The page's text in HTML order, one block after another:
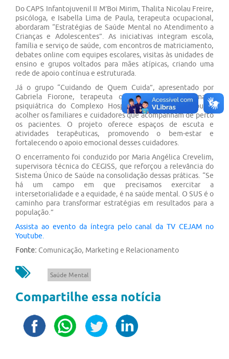
Do CAPS Infantojuvenil II M’Boi Mirim, Thalita Nicolau Freire,
psicóloga, e Isabella Lima de Paula, terapeuta ocupacional,
abordaram “Estratégias de Saúde Mental no Atendimento a
Crianças e Adolescentes”. As iniciativas integram escola,
família e serviço de saúde, com encontros de matriciamento,
debates online com equipes escolares, visitas às unidades de
ensino e grupos voltados para mães atípicas, criando uma
rede de apoio contínua e estruturada.
Já o grupo “Cuidando de Quem Cuida”, apresentado por
Gabriela Fiorone, terapeuta ocupacional, da enfermaria
psiquiátrica do Complexo Hospitalar Padre Bento, busca
acolher os familiares e cuidadores que acompanham de perto
os pacientes. O projeto oferece espaços de escuta e
atividades terapêuticas, promovendo o bem-estar e
fortalecendo o apoio emocional desses cuidadores.
O encerramento foi conduzido por Maria Angélica Crevelim,
supervisora técnica do CEGISS, que reforçou a relevância do
Sistema Único de Saúde na consolidação dessas práticas. “Se
há um campo em que precisamos exercitar a
intersetorialidade e a equidade, é na saúde mental. O SUS é o
caminho para transformar estratégias em resultados para a
população.”
Assista ao evento da íntegra pelo canal da TV CEJAM no
Youtube.
Fonte: Comunicação, Marketing e Relacionamento
Saúde Mental
Compartilhe essa notícia